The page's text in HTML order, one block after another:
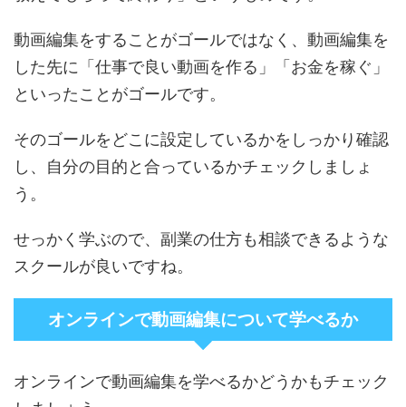
動画編集をすることがゴールではなく、動画編集を
した先に「仕事で良い動画を作る」「お金を稼ぐ」
といったことがゴールです。
そのゴールをどこに設定しているかをしっかり確認
し、自分の目的と合っているかチェックしましょ
う。
せっかく学ぶので、副業の仕方も相談できるような
スクールが良いですね。
オンラインで動画編集について学べるか
オンラインで動画編集を学べるかどうかもチェック